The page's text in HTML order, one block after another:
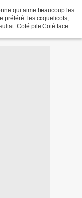
qui aime beaucoup les
préféré: les coquelicots,
Coté pile Coté face